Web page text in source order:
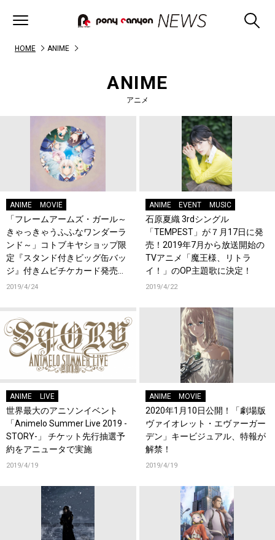
HOME ANIME
ANIME
アニメ
ANIME MOVIE
「フレームアームズ・ガール～
きゃっきゃうふふなワンダーラ
ンド～」コトブキヤショップ限
定『スタンド付きビッグ缶バッ
ジ』付きムビチケカード発売決
定！さらに第58回静岡ホビーシ
2019/4/24
ANIME EVENT MUSIC
石原夏織 3rdシングル
「TEMPEST」が７月17日に発
売！2019年7月から放送開始の
TVアニメ「魔王様、リトラ
イ！」のOP主題歌に決定！
2019/4/22
ANIME LIVE
世界最大のアニソンイベント
「Animelo Summer Live 2019 -
STORY-」 チケット先行抽選予
約をアニュータで実施
2019/4/19
ANIME MOVIE
2020年1月10日公開！「劇場版
ヴァイオレット・エヴァーガー
デン」キービジュアル、特報が
解禁！
2019/4/19